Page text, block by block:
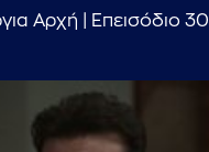
Αρχή | Επεισόδιο 30|